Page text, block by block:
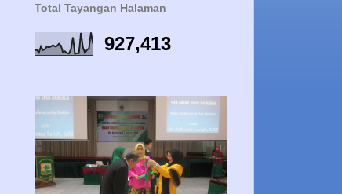
Total Tayangan Halaman
927,413